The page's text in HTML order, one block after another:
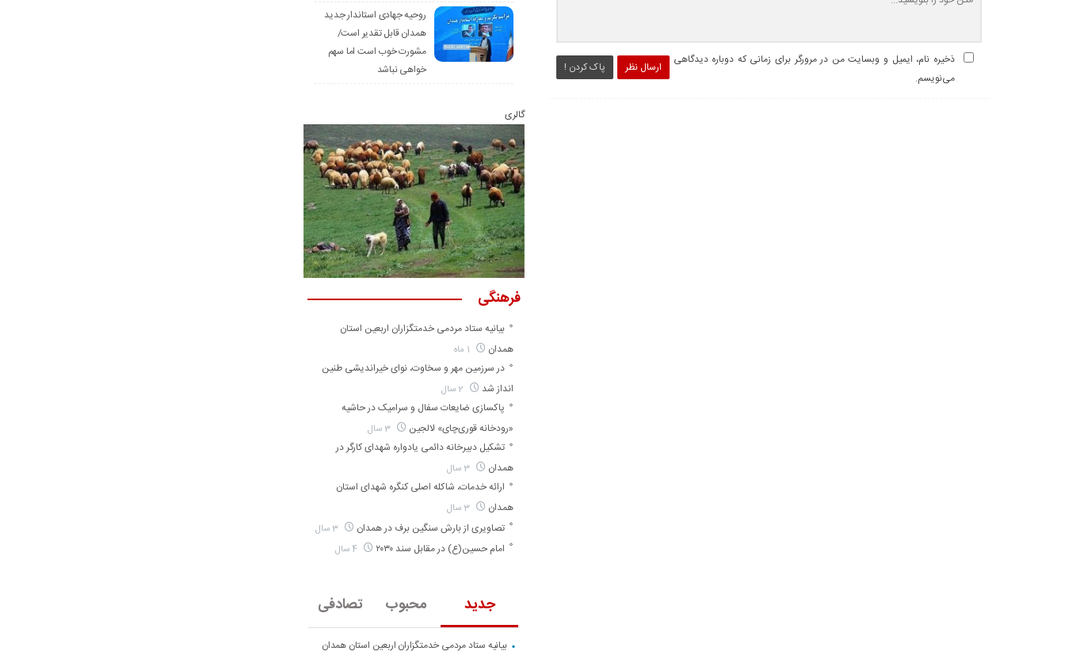
ارسال نظر پاک کردن !
ذخیره نام، ایمیل و وبسایت من در مرورگر برای زمانی که دوباره دیدگاهی
می‌نویسم.
روحیه جهادی استاندار جدید
همدان قابل تقدیر است/
مشورت خوب است اما سهم
خواهی نباشد
گالری
جدید محبوب تصادفی
بیانیه ستاد مردمی خدمتگزاران اربعین استان همدان
فرهنگی
بیانیه ستاد مردمی خدمتگزاران اربعین استان
همدان
در سرزمین مهر و سخاوت، نوای خیراندیشی طنین
انداز شد
پاکسازی ضایعات سفال و سرامیک در حاشیه
«رودخانه قوری‌چای» لالجین
3 سال
تشکیل دبیرخانه دائمی یادواره شهدای کارگر در
همدان
3 سال
ارائه خدمات، شاکله اصلی کنگره شهدای استان
همدان
3 سال
تصاویری از بارش سنگین برف در همدان 3 سال
امام حسین(ع) در مقابل سند ۲۰۳۰